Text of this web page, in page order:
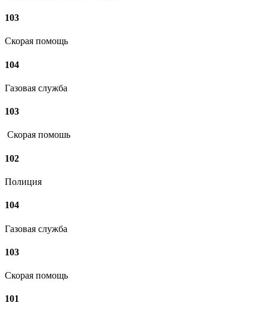
103
Скорая помощь
104
Газовая служба
103
Скорая помошь
102
Полиция
104
Газовая служба
103
Скорая помощь
101